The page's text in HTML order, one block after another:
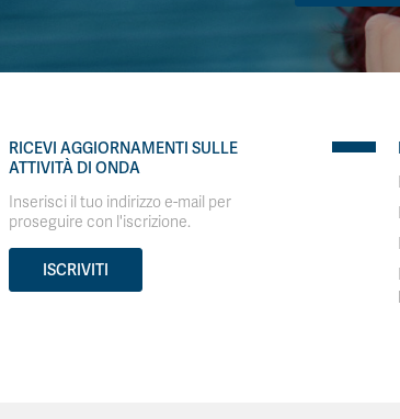
RICEVI AGGIORNAMENTI SULLE
ATTIVITÀ DI ONDA
Inserisci il tuo indirizzo e-mail per
proseguire con l'iscrizione.
ISCRIVITI